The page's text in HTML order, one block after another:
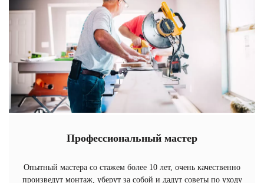
Профессиональный мастер
Опытный мастера со стажем более 10 лет, очень качественно
произведут монтаж, уберут за собой и дадут советы по уходу